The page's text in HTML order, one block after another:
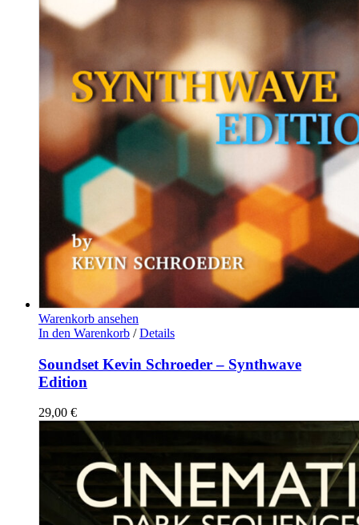
Warenkorb ansehen
In den Warenkorb / Details
Soundset Kevin Schroeder – Synthwave
Edition
29,00 €